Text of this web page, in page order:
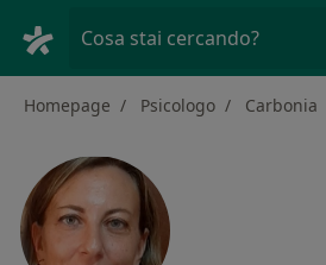
Cosa stai cercando?
Homepage Psicologo Carbonia